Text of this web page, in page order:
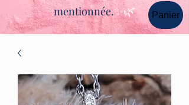
mentionnée.✨🌿 Panier